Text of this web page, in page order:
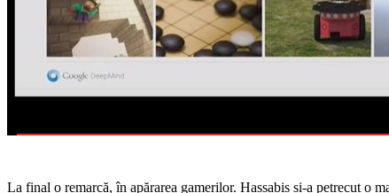
La final o remarcă, în apărarea gamerilor. Hassabis și-a petrecut o